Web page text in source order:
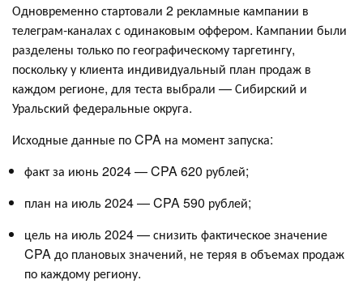
Одновременно стартовали 2 рекламные кампании в
телеграм-каналах с одинаковым оффером. Кампании были
разделены только по географическому таргетингу,
поскольку у клиента индивидуальный план продаж в
каждом регионе, для теста выбрали — Сибирский и
Уральский федеральные округа.
Исходные данные по CPA на момент запуска:
факт за июнь 2024 — CPA 620 рублей;
план на июль 2024 — CPA 590 рублей;
цель на июль 2024 — снизить фактическое значение
CPA до плановых значений, не теряя в объемах продаж
по каждому региону.